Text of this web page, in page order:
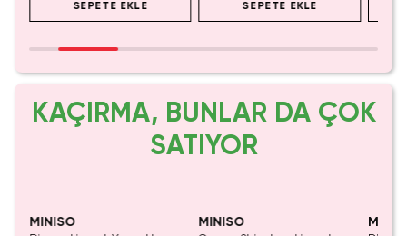
SEPETE EKLE SEPETE EKLE
KAÇIRMA, BUNLAR DA ÇOK
SATIYOR
MINISO MINISO